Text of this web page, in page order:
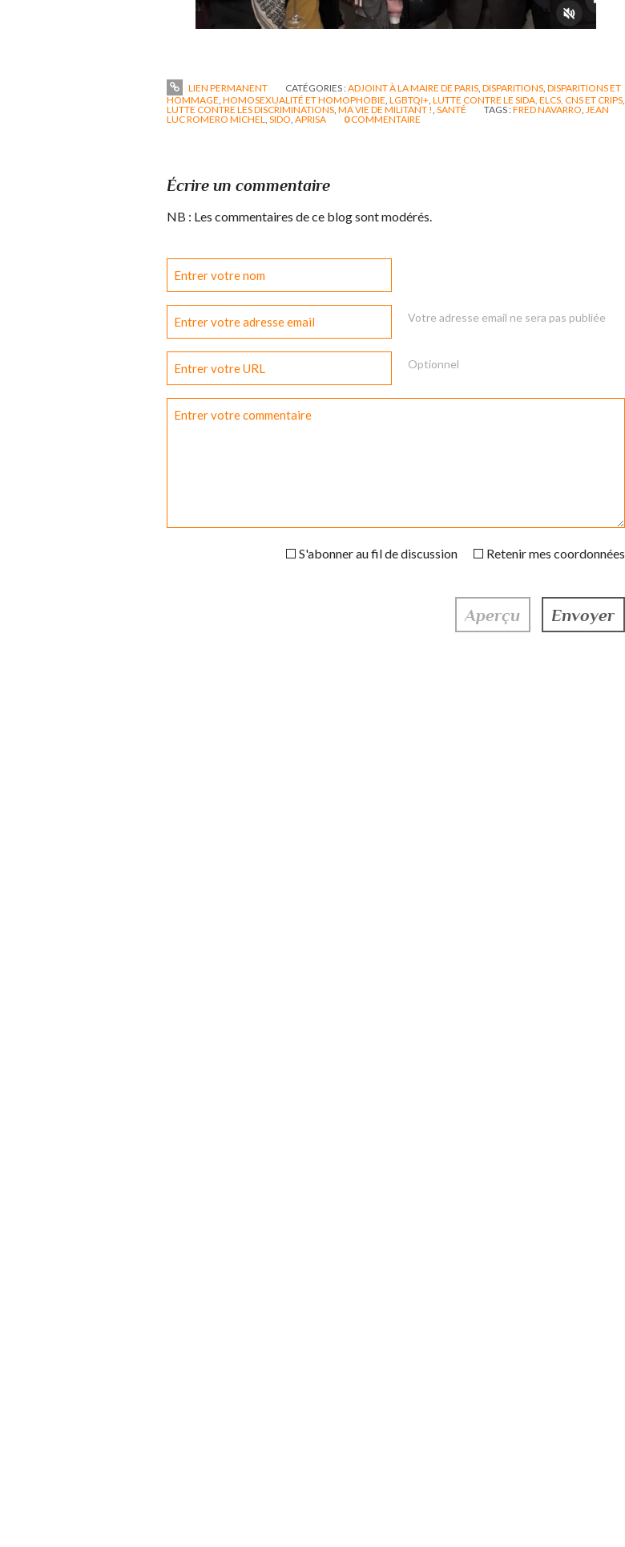
LIEN PERMANENT CATÉGORIES :ADJOINT À LA MAIRE DE PARIS, DISPARITIONS, DISPARITIONS ET
HOMMAGE HOMOSEXUALITÉ ET HOMOPHOBIE LGBTQI+ LUTTE CONTRE LE SIDA, ELCS, CNS ET CRIPS
LUTTE CONTRE LES DISCRIMINATIONS MA VIE DE MILITANT ! SANTÉ TAGS :FRED NAVARRO JEAN
LUC ROMERO MICHEL SIDO APRISA 0COMMENTAIRE
Écrire un commentaire
NB : Les commentaires de ce blog sont modérés.
Votre adresse email ne sera pas publiée
Optionnel
Retenir mes coordonnées
S'abonner au fil de discussion